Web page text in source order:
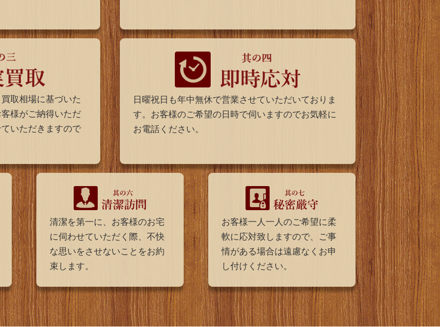
取相場に基づいた
様がご納得いただ
いただきますので
日曜祝日も年中無休で営業させていただいておりま
す。お客様のご希望の日時で伺いますのでお気軽に
お電話ください。
清潔を第一に、お客様のお宅
に伺わせていただく際、不快
な思いをさせないことをお約
束します。
お客様一人一人のご希望に柔
軟に応対致しますので、ご事
情がある場合は遠慮なくお申
し付けください。